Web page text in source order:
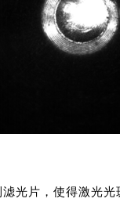
片，使得激光光